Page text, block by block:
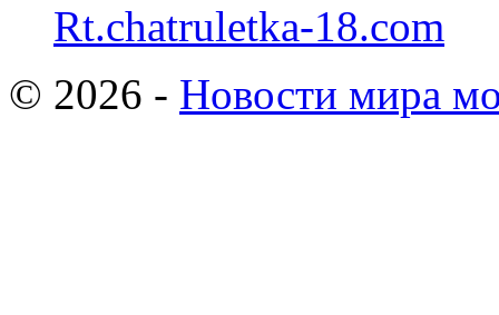
Rt.chatruletka-18.com
© 2026 - Новости мира